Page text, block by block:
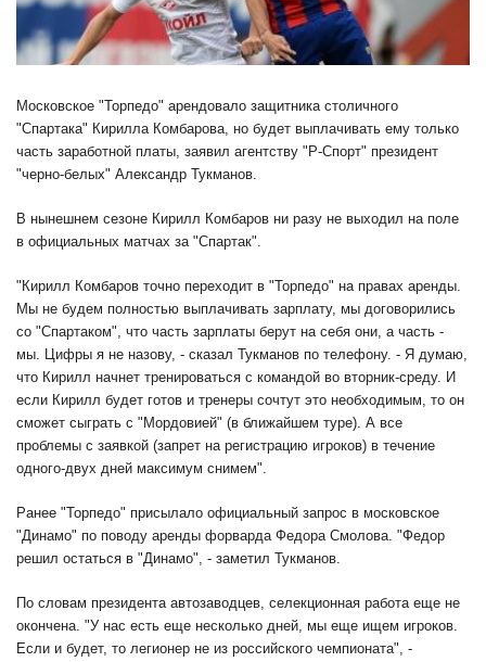
Московское "Торпедо" арендовало защитника столичного
"Спартака" Кирилла Комбарова, но будет выплачивать ему только
часть заработной платы, заявил агентству "Р-Спорт" президент
"черно-белых" Александр Тукманов.
В нынешнем сезоне Кирилл Комбаров ни разу не выходил на поле
в официальных матчах за "Спартак".
"Кирилл Комбаров точно переходит в "Торпедо" на правах аренды.
Мы не будем полностью выплачивать зарплату, мы договорились
со "Спартаком", что часть зарплаты берут на себя они, а часть -
мы. Цифры я не назову, - сказал Тукманов по телефону. - Я думаю,
что Кирилл начнет тренироваться с командой во вторник-среду. И
если Кирилл будет готов и тренеры сочтут это необходимым, то он
сможет сыграть с "Мордовией" (в ближайшем туре). А все
проблемы с заявкой (запрет на регистрацию игроков) в течение
одного-двух дней максимум снимем".
Ранее "Торпедо" присылало официальный запрос в московское
"Динамо" по поводу аренды форварда Федора Смолова. "Федор
решил остаться в "Динамо", - заметил Тукманов.
По словам президента автозаводцев, селекционная работа еще не
окончена. "У нас есть еще несколько дней, мы еще ищем игроков.
Если и будет, то легионер не из российского чемпионата", -